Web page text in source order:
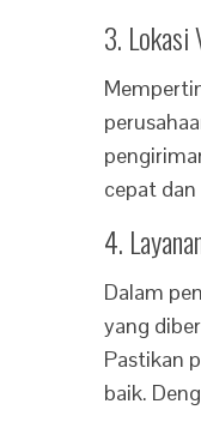
3. Lokasi
cepat
4.
Dalam
yang
Pastikan
baik.